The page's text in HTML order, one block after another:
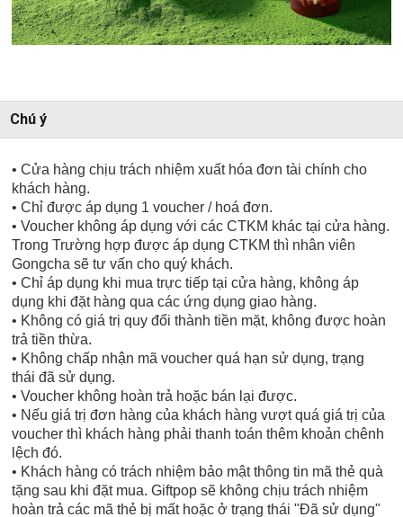
Chú ý
• Cửa hàng chịu trách nhiệm xuất hóa đơn tài chính cho
khách hàng.
• Chỉ được áp dụng 1 voucher / hoá đơn.
• Voucher không áp dụng với các CTKM khác tại cửa hàng.
Trong Trường hợp được áp dụng CTKM thì nhân viên
Gongcha sẽ tư vấn cho quý khách.
• Chỉ áp dụng khi mua trực tiếp tại cửa hàng, không áp
dụng khi đặt hàng qua các ứng dụng giao hàng.
• Không có giá trị quy đổi thành tiền mặt, không được hoàn
trả tiền thừa.
• Không chấp nhận mã voucher quá hạn sử dụng, trạng
thái đã sử dụng.
• Voucher không hoàn trả hoặc bán lại được.
• Nếu giá trị đơn hàng của khách hàng vượt quá giá trị của
voucher thì khách hàng phải thanh toán thêm khoản chênh
lệch đó.
• Khách hàng có trách nhiệm bảo mật thông tin mã thẻ quà
tặng sau khi đặt mua. Giftpop sẽ không chịu trách nhiệm
hoàn trả các mã thẻ bị mất hoặc ở trạng thái "Đã sử dụng"